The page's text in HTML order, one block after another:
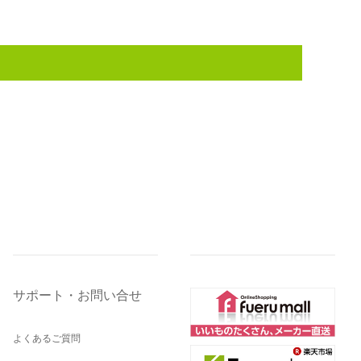
サポート・お問い合せ
よくあるご質問